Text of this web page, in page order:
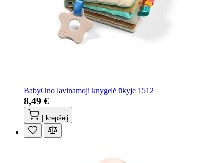
BabyOno lavinamoji knygelė ūkyje 1512
8,49 €
Į krepšelį